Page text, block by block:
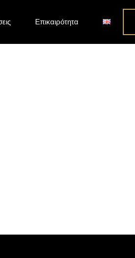
Επικαιρότητα